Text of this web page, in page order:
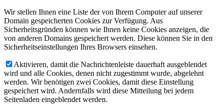
Wir stellen Ihnen eine Liste der von Ihrem Computer auf unserer
Domain gespeicherten Cookies zur Verfügung. Aus
Sicherheitsgründen können wie Ihnen keine Cookies anzeigen, die
von anderen Domains gespeichert werden. Diese können Sie in den
Sicherheitseinstellungen Ihres Browsers einsehen.
Aktivieren, damit die Nachrichtenleiste dauerhaft ausgeblendet
wird und alle Cookies, denen nicht zugestimmt wurde, abgelehnt
werden. Wir benötigen zwei Cookies, damit diese Einstellung
gespeichert wird. Andernfalls wird diese Mitteilung bei jedem
Seitenladen eingeblendet werden.